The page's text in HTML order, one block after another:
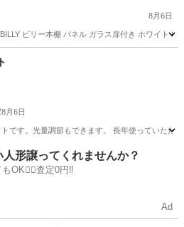
8月6日
ビリー本棚 パネル ガラス扉付き ホワイト
8月6日
です。光量調節もできます。 長年使っていた
場駅 照明器具 デスク
人形譲ってくれませんか？
OK🙆‍♀️査定0円‼️
Ad